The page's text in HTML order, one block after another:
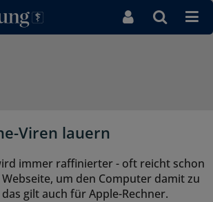
Viren lauern
immer raffinierter - oft reicht schon
um den Computer damit zu
gilt auch für Apple-Rechner.